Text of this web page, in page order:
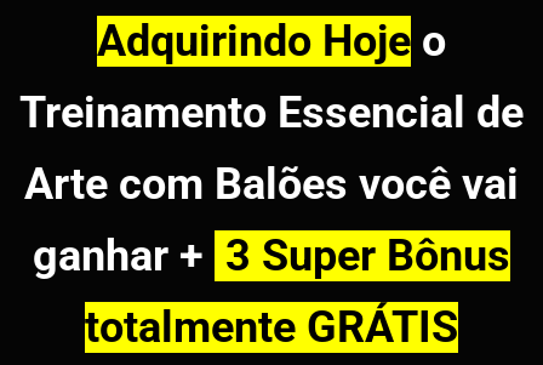
Adquirindo Hoje o
Treinamento Essencial de
Arte com Balões você vai
ganhar + 3 Super Bônus
totalmente GRÁTIS